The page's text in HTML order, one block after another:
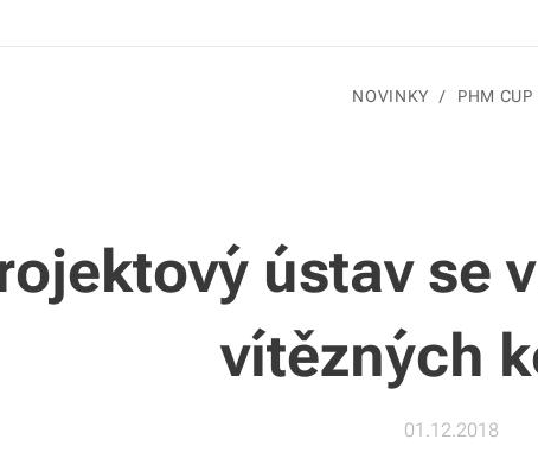
NOVINKY PHM CUP
ústav se
vítězných
01.12.2018